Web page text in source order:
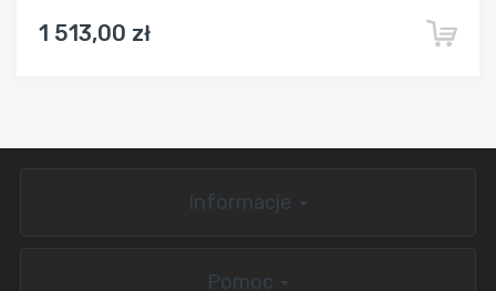
1 513,00 zł
Informacje
Pomoc